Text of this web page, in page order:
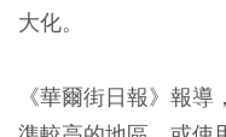
大化。
《華爾街日報》報